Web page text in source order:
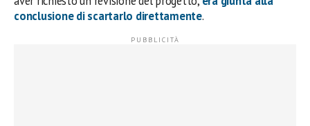
conclusione di scartarlo direttamente.